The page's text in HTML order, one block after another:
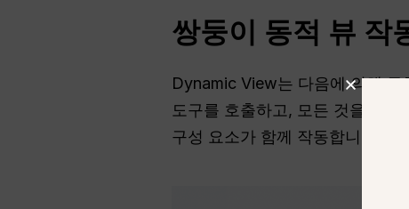
쌍둥이 동적 뷰 작
Dynamic View는 다음에 의해
도구를 호출하고, 모든 것을 하
구성 요소가 함께 작동합니다: